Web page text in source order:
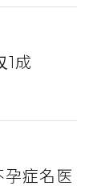
1成
症名医